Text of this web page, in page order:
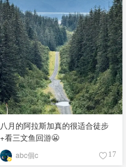
八月的阿拉斯加真的很适合徒步
+看三文鱼回游😬
abc個c 17